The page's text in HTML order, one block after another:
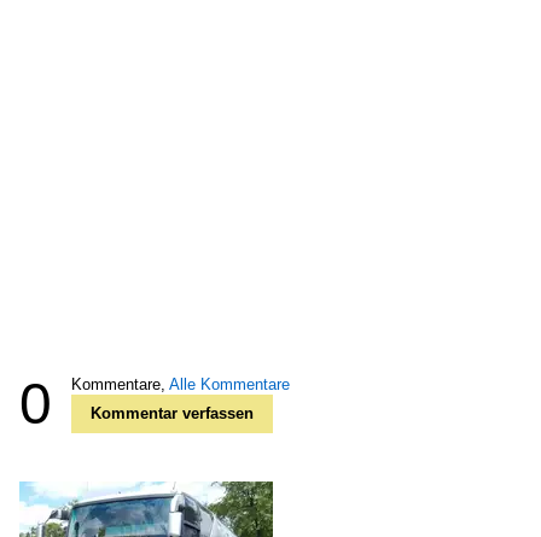
0 Kommentare, Alle Kommentare
Kommentar verfassen